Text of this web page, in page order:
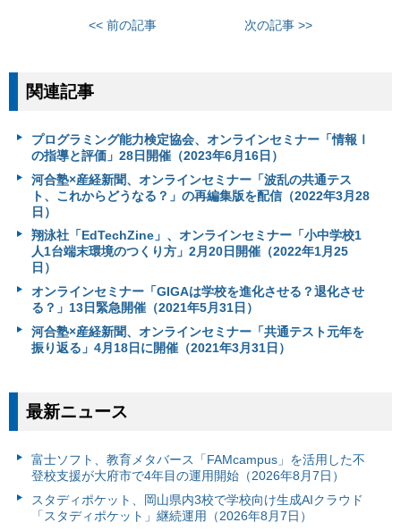
<< 前の記事 次の記事 >>
関連記事
プログラミング能力検定協会、オンラインセミナー「情報Ⅰ
の指導と評価」28日開催（2023年6月16日）
河合塾×産経新聞、オンラインセミナー「波乱の共通テス
ト、これからどうなる？」の再編集版を配信（2022年3月28
日）
翔泳社「EdTechZine」、オンラインセミナー「小中学校1
人1台端末環境のつくり方」2月20日開催（2022年1月25
日）
オンラインセミナー「GIGAは学校を進化させる？退化させ
る？」13日緊急開催（2021年5月31日）
河合塾×産経新聞、オンラインセミナー「共通テスト元年を
振り返る」4月18日に開催（2021年3月31日）
最新ニュース
富⼠ソフト、教育メタバース「FAMcampus」を活用した不
登校支援が大府市で4年目の運用開始（2026年8月7日）
スタディポケット、岡山県内3校で学校向け生成AIクラウド
「スタディポケット」継続運用（2026年8月7日）